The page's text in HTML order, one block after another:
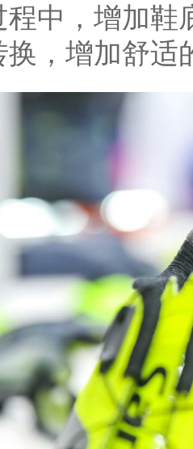
程中，增加
，增加舒适